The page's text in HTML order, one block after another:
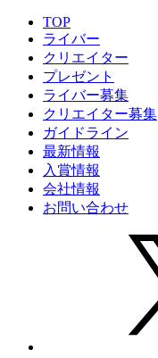
TOP
ライバー
クリエイター
プレゼント
ライバー募集
クリエイター募集
ガイドライン
最新情報
入賞情報
会社情報
お問い合わせ